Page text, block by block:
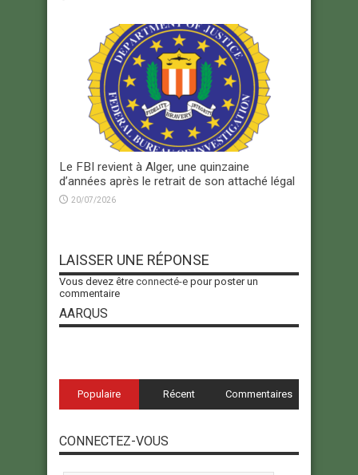
Le FBI revient à Alger, une quinzaine
d’années après le retrait de son attaché légal
20/07/2026
LAISSER UNE RÉPONSE
Vous devez être connecté-e pour poster un
commentaire
AARQUS
Populaire Récent Commentaires
CONNECTEZ-VOUS